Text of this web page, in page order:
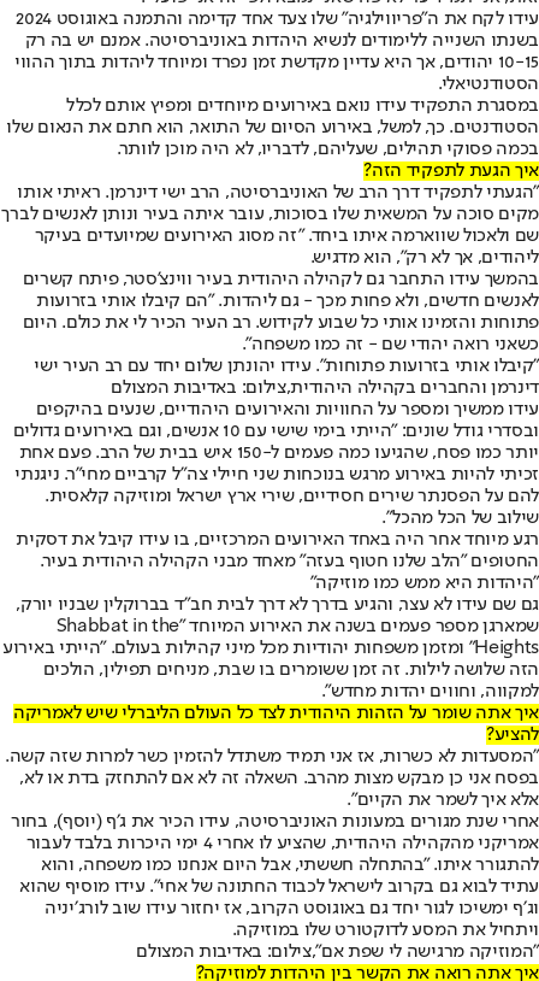
עידו לקח את ה״פריווילגיה״ שלו צעד אחד קדימה והתמנה באוגוסט 2024
בשנתו השנייה ללימודים לנשיא היהדות באוניברסיטה. אמנם יש בה רק
10-15 יהודים, אך היא עדיין מקדשת זמן נפרד ומיוחד ליהדות בתוך ההווי
הסטודנטיאלי.
במסגרת התפקיד עידו נואם באירועים מיוחדים ומפיץ אותם לכלל
הסטודנטים. כך, למשל, באירוע הסיום של התואר, הוא חתם את הנאום שלו
בכמה פסוקי תהילים, שעליהם, לדבריו, לא היה מוכן לוותר.
איך הגעת לתפקיד הזה?
"הגעתי לתפקיד דרך הרב של האוניברסיטה, הרב ישי דינרמן. ראיתי אותו
מקים סוכה על המשאית שלו בסוכות, עובר איתה בעיר ונותן לאנשים לברך
שם ולאכול שווארמה איתו ביחד. ״זה מסוג האירועים שמיועדים בעיקר
ליהודים, אך לא רק", הוא מדגיש.
בהמשך עידו התחבר גם לקהילה היהודית בעיר ווינצ'סטר, פיתח קשרים
לאנשים חדשים, ולא פחות מכך - גם ליהדות. "הם קיבלו אותי בזרועות
פתוחות והזמינו אותי כל שבוע לקידוש. רב העיר הכיר לי את כולם. היום
כשאני רואה יהודי שם - זה כמו משפחה".
"קיבלו אותי בזרועות פתוחות". עידו יהונתן שלום יחד עם רב העיר ישי
דינרמן והחברים בקהילה היהודית,צילום: באדיבות המצולם
עידו ממשיך ומספר על החוויות והאירועים היהודיים, שנעים בהיקפים
ובסדרי גודל שונים: "הייתי בימי שישי עם 10 אנשים, וגם באירועים גדולים
יותר כמו פסח, שהגיעו כמה פעמים ל-150 איש בבית של הרב. פעם אחת
זכיתי להיות באירוע מרגש בנוכחות שני חיילי צה"ל קרביים מחי"ר. ניגנתי
להם על הפסנתר שירים חסידיים, שירי ארץ ישראל ומוזיקה קלאסית.
שילוב של הכל מהכל".
רגע מיוחד אחר היה באחד האירועים המרכזיים, בו עידו קיבל את דסקית
החטופים ״הלב שלנו חטוף בעזה״ מאחד מבני הקהילה היהודית בעיר.
"היהדות היא ממש כמו מוזיקה"
גם שם עידו לא עצר, והגיע בדרך לא דרך לבית חב״ד בברוקלין שבניו יורק,
שמארגן מספר פעמים בשנה את האירוע המיוחד "Shabbat in the
Heights" ומזמן משפחות יהודיות מכל מיני קהילות בעולם. ״הייתי באירוע
הזה שלושה לילות. זה זמן ששומרים בו שבת, מניחים תפילין, הולכים
למקווה, וחווים יהדות מחדש״.
איך אתה שומר על הזהות היהודית לצד כל העולם הליברלי שיש לאמריקה
להציע?
"המסעדות לא כשרות, אז אני תמיד משתדל להזמין כשר למרות שזה קשה.
בפסח אני כן מבקש מצות מהרב. השאלה זה לא אם להתחזק בדת או לא,
אלא איך לשמר את הקיים״.
אחרי שנת מגורים במעונות האוניברסיטה, עידו הכיר את ג׳ף (יוסף), בחור
אמריקני מהקהילה היהודית, שהציע לו אחרי 4 ימי היכרות בלבד לעבור
להתגורר איתו. "בהתחלה חששתי, אבל היום אנחנו כמו משפחה, והוא
עתיד לבוא גם בקרוב לישראל לכבוד החתונה של אחי״. עידו מוסיף שהוא
וג׳ף ימשיכו לגור יחד גם באוגוסט הקרוב, אז יחזור עידו שוב לורג׳יניה
ויתחיל את המסע לדוקטורט שלו במוזיקה.
"המוזיקה מרגישה לי שפת אם",צילום: באדיבות המצולם
איך אתה רואה את הקשר בין היהדות למוזיקה?